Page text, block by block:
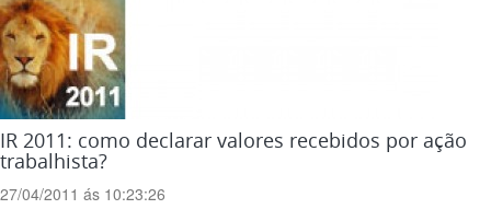
IR 2011: como declarar valores recebidos por ação
trabalhista?
27/04/2011 ás 10:23:26